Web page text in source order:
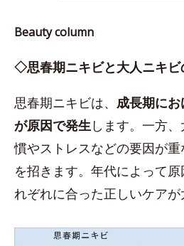
Beauty column
◇思春期ニキビと大人ニキビ
思春期ニキビは、 成長期に
が原因で発生します。一方
慣やストレスなどの要因が
を招きます。年代によって
れぞれに合った正しいケアが